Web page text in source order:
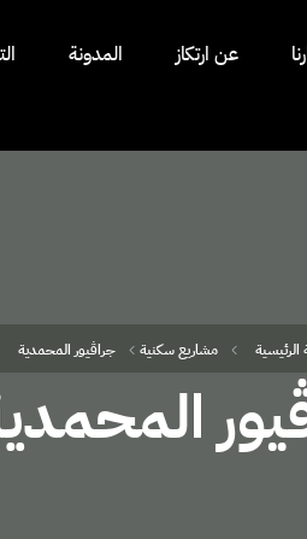
عن ارتكاز المدونة
مشاريع سكنية جراڤيور المحمدية